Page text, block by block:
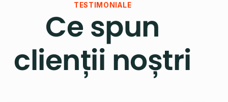
TESTIMONIALE
Ce spun
clienții noștri